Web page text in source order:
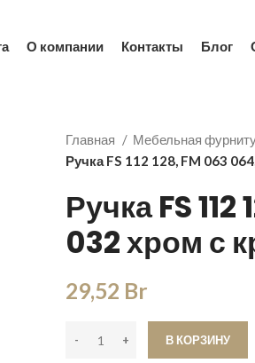
О компании Контакты Блог
Главная Мебельная
Ручка FS 112 128, FM 063
Ручка FS
032 хром с
29,52 Br
В КОРЗИНУ